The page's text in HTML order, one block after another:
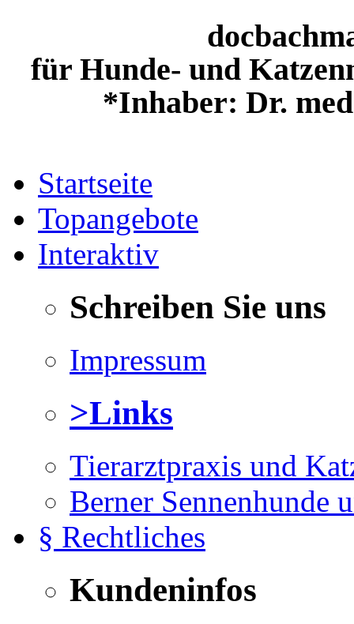
für Hunde- und
*Inhaber: Dr.
Startseite
Topangebote
Interaktiv
Schreiben Sie uns
Impressum
>Links
Tierarztpraxis und
Berner Sennenhunde
§ Rechtliches
Kundeninfos